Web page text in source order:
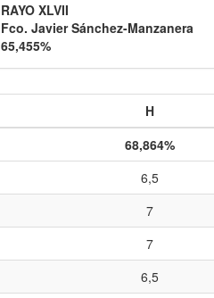
RAYO XLVII
Fco. Javier Sánchez-Manzanera
65,455%
H
68,864%
6,5
7
7
6,5